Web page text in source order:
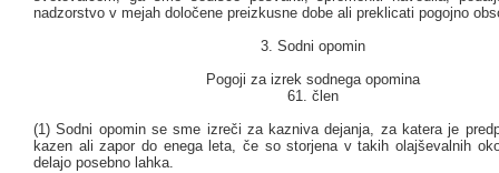
nadzorstvo v mejah določene preizkusne dobe ali preklicati pogojno
3. Sodni opomin
Pogoji za izrek sodnega opomina
61. člen
(1) Sodni opomin se sme izreči za kazniva dejanja, za katera je
kazen ali zapor do enega leta, če so storjena v takih olajševalnih
delajo posebno lahka.